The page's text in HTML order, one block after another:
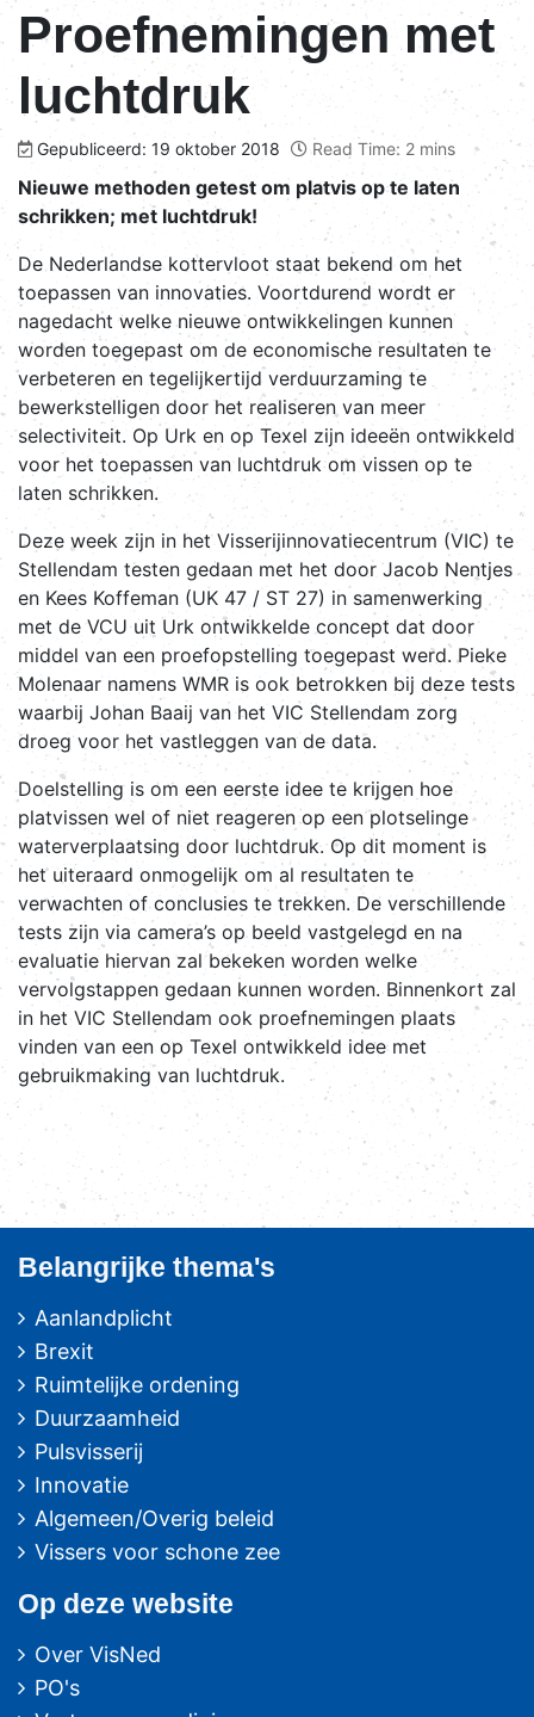
Proefnemingen met
luchtdruk
Gepubliceerd: 19 oktober 2018 Read Time: 2 mins
Nieuwe methoden getest om platvis op te laten
schrikken; met luchtdruk!
De Nederlandse kottervloot staat bekend om het
toepassen van innovaties. Voortdurend wordt er
nagedacht welke nieuwe ontwikkelingen kunnen
worden toegepast om de economische resultaten te
verbeteren en tegelijkertijd verduurzaming te
bewerkstelligen door het realiseren van meer
selectiviteit. Op Urk en op Texel zijn ideeën ontwikkeld
voor het toepassen van luchtdruk om vissen op te
laten schrikken.
Deze week zijn in het Visserijinnovatiecentrum (VIC) te
Stellendam testen gedaan met het door Jacob Nentjes
en Kees Koffeman (UK 47 / ST 27) in samenwerking
met de VCU uit Urk ontwikkelde concept dat door
middel van een proefopstelling toegepast werd. Pieke
Molenaar namens WMR is ook betrokken bij deze tests
waarbij Johan Baaij van het VIC Stellendam zorg
droeg voor het vastleggen van de data.
Doelstelling is om een eerste idee te krijgen hoe
platvissen wel of niet reageren op een plotselinge
waterverplaatsing door luchtdruk. Op dit moment is
het uiteraard onmogelijk om al resultaten te
verwachten of conclusies te trekken. De verschillende
tests zijn via camera’s op beeld vastgelegd en na
evaluatie hiervan zal bekeken worden welke
vervolgstappen gedaan kunnen worden. Binnenkort zal
in het VIC Stellendam ook proefnemingen plaats
vinden van een op Texel ontwikkeld idee met
gebruikmaking van luchtdruk.
Belangrijke thema's
Aanlandplicht
Brexit
Ruimtelijke ordening
Duurzaamheid
Pulsvisserij
Innovatie
Algemeen/Overig beleid
Vissers voor schone zee
Op deze website
Over VisNed
PO's